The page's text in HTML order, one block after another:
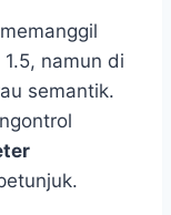
namun di
semantik.